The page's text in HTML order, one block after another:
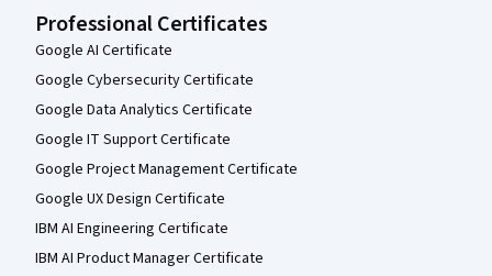
Professional Certificates
Google AI Certificate
Google Cybersecurity Certificate
Google Data Analytics Certificate
Google IT Support Certificate
Google Project Management Certificate
Google UX Design Certificate
IBM AI Engineering Certificate
IBM AI Product Manager Certificate